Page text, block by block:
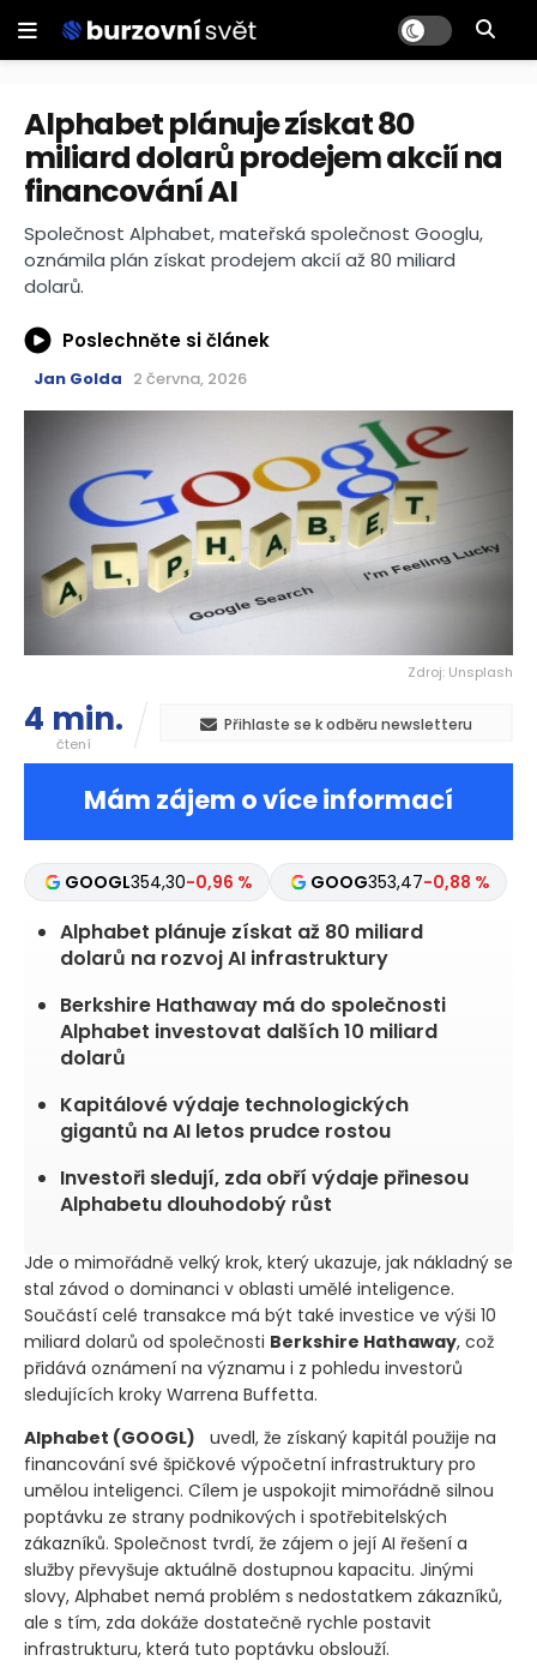
Alphabet plánuje získat 80
miliard dolarů prodejem akcií na
financování AI
Společnost Alphabet, mateřská společnost Googlu,
oznámila plán získat prodejem akcií až 80 miliard
dolarů.
Poslechněte si článek
Jan Golda 2 června, 2026
Zdroj: Unsplash
4 min.
čtení
Přihlaste se k odběru newsletteru
Mám zájem o více informací
GOOGL354,30-0,96 % GOOG353,47-0,88 %
Alphabet plánuje získat až 80 miliard
dolarů na rozvoj AI infrastruktury
Berkshire Hathaway má do společnosti
Alphabet investovat dalších 10 miliard
dolarů
Kapitálové výdaje technologických
gigantů na AI letos prudce rostou
Investoři sledují, zda obří výdaje přinesou
Alphabetu dlouhodobý růst
Jde o mimořádně velký krok, který ukazuje, jak nákladný se
stal závod o dominanci v oblasti umělé inteligence.
Součástí celé transakce má být také investice ve výši 10
miliard dolarů od společnosti Berkshire Hathaway, což
přidává oznámení na významu i z pohledu investorů
sledujících kroky Warrena Buffetta.
Alphabet (GOOGL)
uvedl, že získaný kapitál použije na
financování své špičkové výpočetní infrastruktury pro
umělou inteligenci. Cílem je uspokojit mimořádně silnou
poptávku ze strany podnikových i spotřebitelských
zákazníků. Společnost tvrdí, že zájem o její AI řešení a
služby převyšuje aktuálně dostupnou kapacitu. Jinými
slovy, Alphabet nemá problém s nedostatkem zákazníků,
ale s tím, zda dokáže dostatečně rychle postavit
infrastrukturu, která tuto poptávku obslouží.